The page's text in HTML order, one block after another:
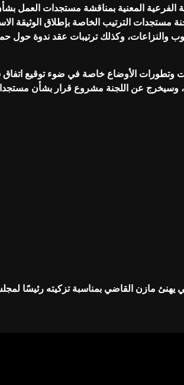
الفرعية المعنية بمناقشة مستجدات العمل
مستجدات الترتيب الخاصة بإطلاق الوثيقة
والنزاعات، وكذلك ترتيبات عقد ندوة حول
وتطورات الأوضاع خاصة في ضوء توقيع
وسيخرج عن اللجنة مشروع قرار بشأن
يهنئ مازن القاضي بمناسبة تزكيته رئيسًا